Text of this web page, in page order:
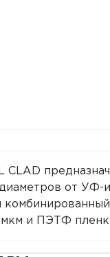
CLAD
от УФ-
и ПЭТФ